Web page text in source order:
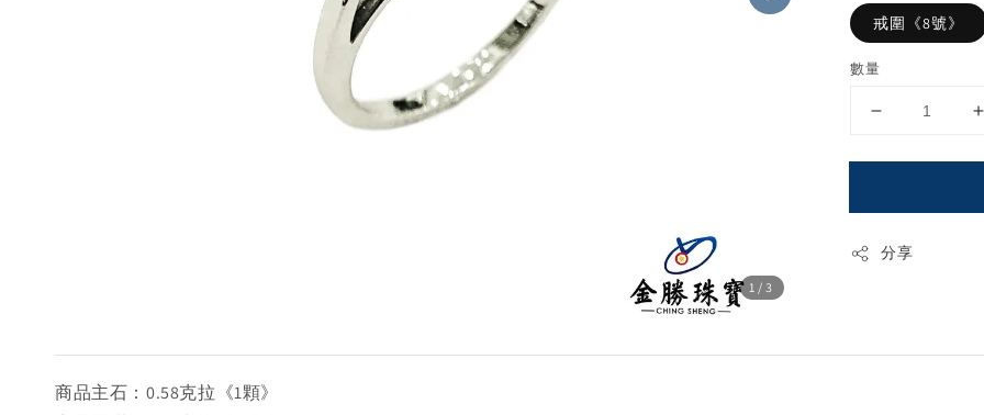
1 /3
戒圍《8號》
數量
分享
商品主石：0.58克拉《1顆》